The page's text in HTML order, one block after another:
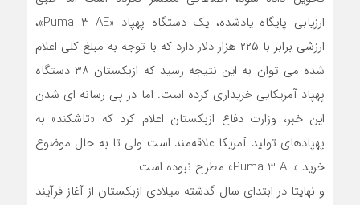
ارزیابی پایگاه یادشده، یک دستگاه پهپاد «Puma 3 AE»،
ارزشی برابر با ۲۲۵ هزار دلار دارد که با توجه به مبلغ کلی اعلام
شده می توان به این نتیجه رسید که ازبکستان ۳۸ دستگاه
پهپاد آمریکایی خریداری کرده است. اما در پی رسانه ای شدن
این خبر، وزارت دفاع ازبکستان اعلام کرد که «تاشکند» به
پهپادهای تولید آمریکا علاقه‌مند است ولی تا به حال موضوع
خرید «Puma 3 AE» مطرح نبوده است.
و نهایتا در ابتدای سال گذشته میلادی ازبکستان از آغاز فرآیند